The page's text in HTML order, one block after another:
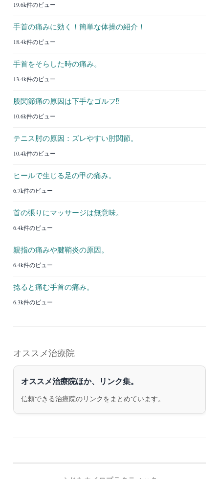
19.6k件のビュー
手首の痛みに効く！簡単な体操の紹介！
18.4k件のビュー
手首をそらした時の痛み。
13.4k件のビュー
股関節痛の原因は下手なゴルフ⁉︎
10.6k件のビュー
テニス肘の原因：ズレやすい肘関節。
10.4k件のビュー
ヒールで生じる足の甲の痛み。
6.7k件のビュー
首の張りにマッサージは無意味。
6.4k件のビュー
親指の痛みや腱鞘炎の原因。
6.4k件のビュー
捻ると痛む手首の痛み。
6.3k件のビュー
オススメ治療院
オススメ治療院ほか、リンク集。
信頼できる治療院のリンクをまとめています。